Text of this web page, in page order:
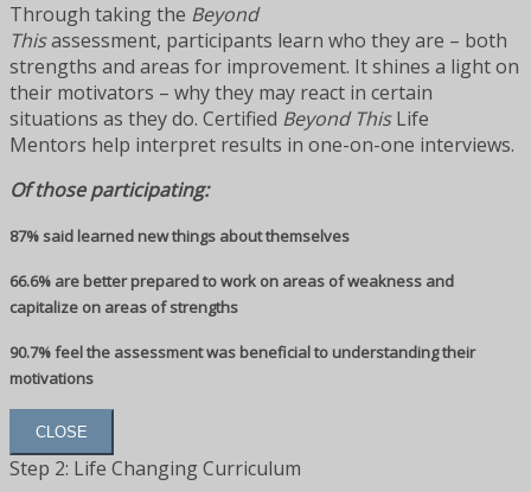
Through taking the Beyond
Thisassessment, participants learn who they are – both
strengths and areas for improvement. It shines a light on
their motivators – why they may react in certain
situations as they do. Certified Beyond ThisLife
Mentors help interpret results in one-on-one interviews.
Of those participating:
87% said learned new things about themselves
66.6% are better prepared to work on areas of weakness and
capitalize on areas of strengths
90.7% feel the assessment was beneficial to understanding their
motivations
CLOSE
Step 2: Life Changing Curriculum